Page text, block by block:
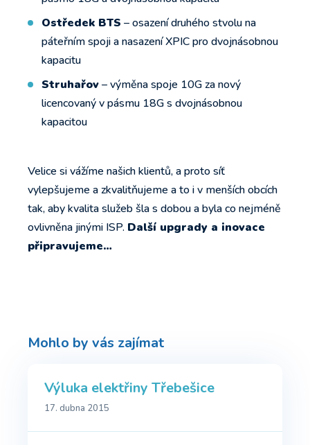
Ostředek BTS – osazení druhého stvolu na
páteřním spoji a nasazení XPIC pro dvojnásobnou
kapacitu
Struhařov– výměna spoje 10G za nový
licencovaný v pásmu 18G s dvojnásobnou
kapacitou
Velice si vážíme našich klientů, a proto síť
vylepšujeme a zkvalitňujeme a to i v menších obcích
tak, aby kvalita služeb šla s dobou a byla co nejméně
ovlivněna jinými ISP. Další upgrady a inovace
připravujeme…
Mohlo by vás zajímat
Výluka elektřiny Třebešice
17. dubna 2015